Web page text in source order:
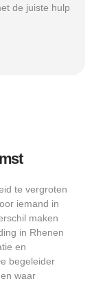
de juiste hulp
te vergroten
iemand in
maken
in Rhenen
en
begeleider
waar